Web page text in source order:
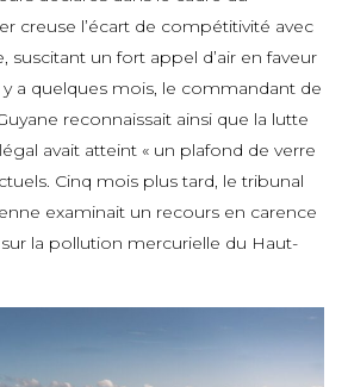
creuse l’écart de compétitivité avec
suscitant un fort appel d’air en faveur
a quelques mois, le commandant de
reconnaissait ainsi que la lutte
avait atteint « un plafond de verre
Cinq mois plus tard, le tribunal
examinait un recours en carence
la pollution mercurielle du Haut-